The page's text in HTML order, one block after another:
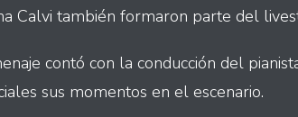
Calvi también formaron parte del
contó con la conducción del
sus momentos en el escenario.